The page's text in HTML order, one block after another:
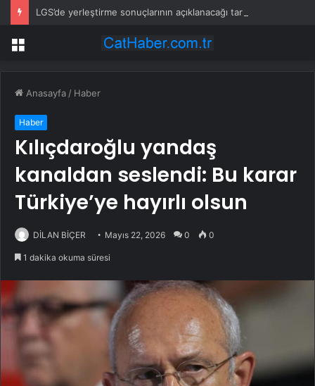
Menü
Anasayfa / Haber
Haber
Kılıçdaroğlu yandaş
kanaldan seslendi: Bu karar
Türkiye’ye hayırlı olsun
DİLAN BİÇER Mayıs 22, 2026 0 0
1 dakika okuma süresi